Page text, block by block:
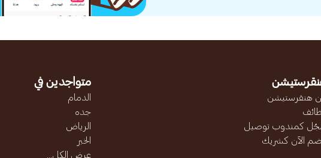
هنقرستيشن
كمندوب توصيل
الآن كشريك
متواجدين في
الدمام
جده
الرياض
الخبر
عرض الكل...